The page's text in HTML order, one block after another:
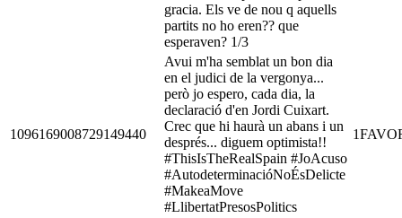
gracia. Els ve de nou q aquells
partits no ho eren?? que
esperaven? 1/3
1096169008729149440
Avui m'ha semblat un bon dia
en el judici de la vergonya...
però jo espero, cada dia, la
declaració d'en Jordi Cuixart.
Crec que hi haurà un abans i un
després... diguem optimista!!
#ThisIsTheRealSpain #JoAcuso
#AutodeterminacióNoÉsDelicte
#MakeaMove
#LlibertatPresosPolitics
1